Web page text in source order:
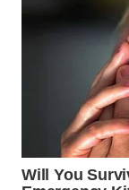
WAHANA
INFRASTRUKTUR